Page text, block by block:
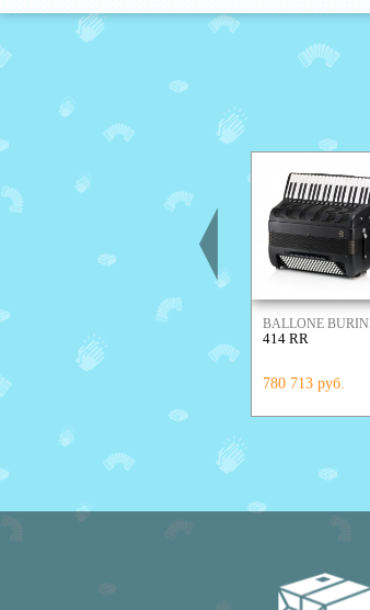
BALLONE
414 RR
780 713 руб.